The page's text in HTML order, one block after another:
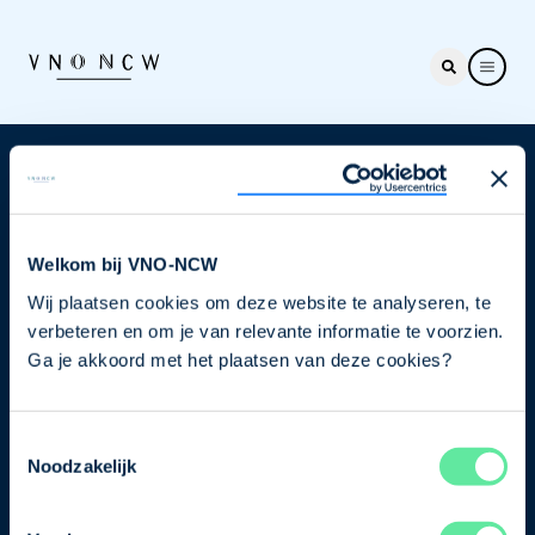
Welkom bij VNO-NCW
Wij plaatsen cookies om deze website te analyseren, te
verbeteren en om je van relevante informatie te voorzien.
Ga je akkoord met het plaatsen van deze cookies?
Noodzakelijk
Nieuwsbrief
je nu in voor de VNO-NCW nieuwsbrief.
Schrijf je in
Direct naar
Ons verhaal